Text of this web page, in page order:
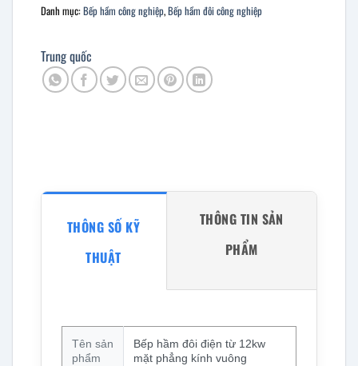
Danh mục:Bếp hầm công nghiệp,Bếp hầm đôi công nghiệp
Trung quốc
THÔNG SỐ KỸ
THUẬT
THÔNG TIN SẢN
PHẨM
Tên sản
phẩm
Bếp hầm đôi điện từ 12kw
mặt phẳng kính vuông